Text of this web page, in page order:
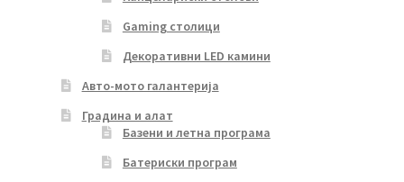
Gaming столици
Декоративни LED камини
Авто-мото галантерија
Градина и алат
Базени и летна програма
Батериски програм